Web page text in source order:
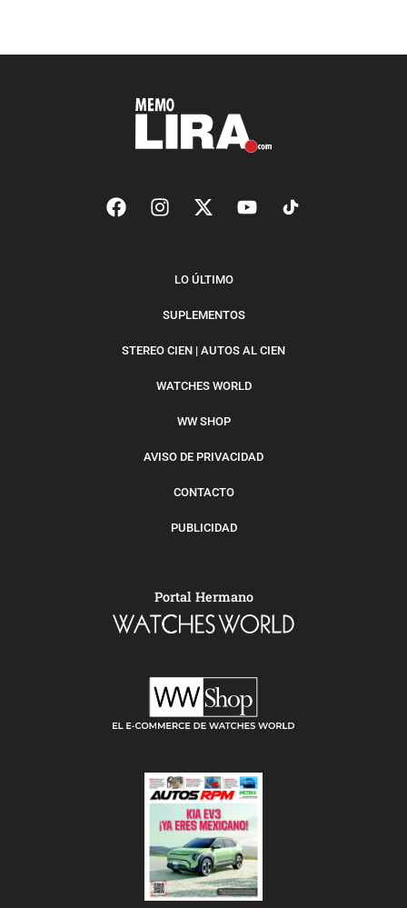
LO ÚLTIMO
SUPLEMENTOS
STEREO CIEN | AUTOS AL CIEN
WATCHES WORLD
WW SHOP
AVISO DE PRIVACIDAD
CONTACTO
PUBLICIDAD
Portal Hermano